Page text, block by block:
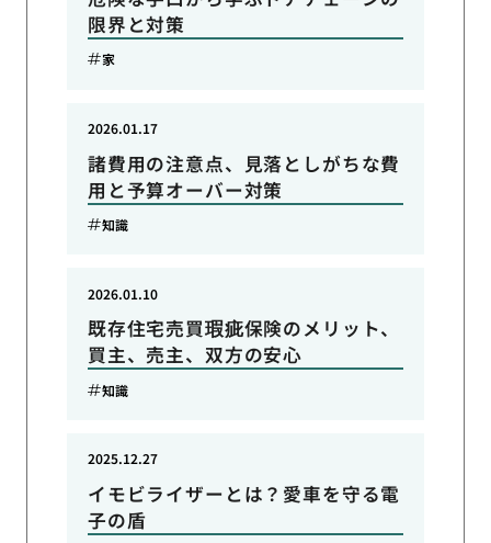
限界と対策
家
諸費用の注意点、見落としがちな費
用と予算オーバー対策
2026.01.17
知識
既存住宅売買瑕疵保険のメリット、
買主、売主、双方の安心
2026.01.10
知識
イモビライザーとは？愛車を守る電
子の盾
2025.12.27